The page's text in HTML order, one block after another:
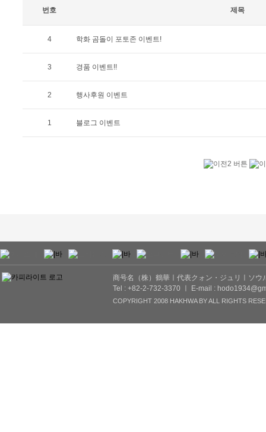
번호 제목
4 학화 곰돌이 포토존 이벤트!
3 경품 이벤트!!
2 행사후원 이벤트
1 블로그 이벤트
商号名（株）鶴華ㅣ代表クォン・ジュリㅣソ
Tel : +82-2-732-3370 ㅣ E-mail :
COPYRIGHT 2008 HAKHWA BY ALL RIGHTS